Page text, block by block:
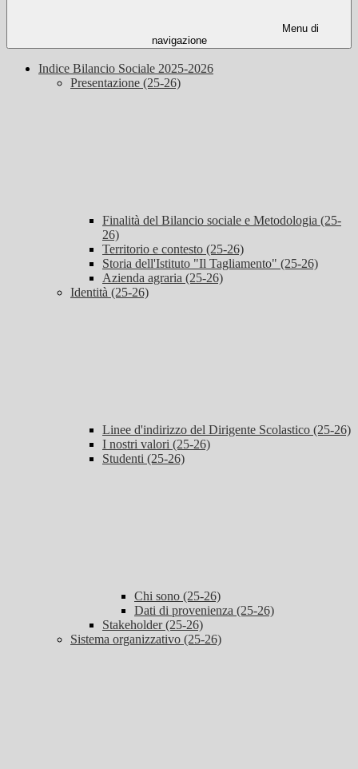
Menu di
navigazione
Indice Bilancio Sociale 2025-2026
Presentazione (25-26)
Finalità del Bilancio sociale e Metodologia (25-
26)
Territorio e contesto (25-26)
Storia dell'Istituto "Il Tagliamento" (25-26)
Azienda agraria (25-26)
Identità (25-26)
Linee d'indirizzo del Dirigente Scolastico (25-26)
I nostri valori (25-26)
Studenti (25-26)
Chi sono (25-26)
Dati di provenienza (25-26)
Stakeholder (25-26)
Sistema organizzativo (25-26)